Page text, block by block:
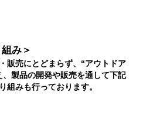
み＞
販売にとどまらず、“アウトドア
製品の開発や販売を通して下記
組みも行っております。